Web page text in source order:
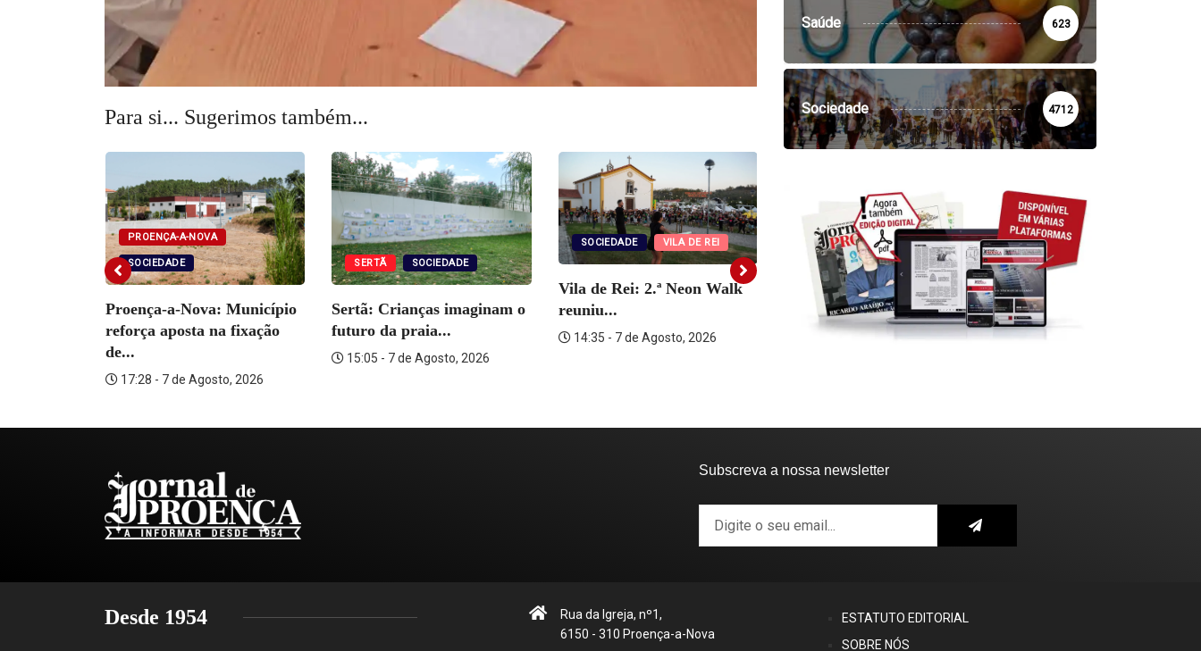
Para si... Sugerimos também...
PROENÇA-A-NOVA
SOCIEDADE
Proença-a-Nova: Município
reforça aposta na fixação
de...
17:28 - 7 de Agosto, 2026
SERTÃ SOCIEDADE
Sertã: Crianças imaginam o
futuro da praia...
15:05 - 7 de Agosto, 2026
SOCIEDADE VILA DE REI
Vila de Rei: 2.ª Neon Walk
reuniu...
14:35 - 7 de Agosto, 2026
SOCIEDADE VILA DE REI
Vila de Rei monitoriza gás
REGIÃO
Região: GNR detém
Saúde 623
Sociedade 4712
Subscreva a nossa newsletter
Desde 1954
Rua da Igreja, nº1,
6150 - 310 Proença-a-Nova
ESTATUTO EDITORIAL
SOBRE NÓS